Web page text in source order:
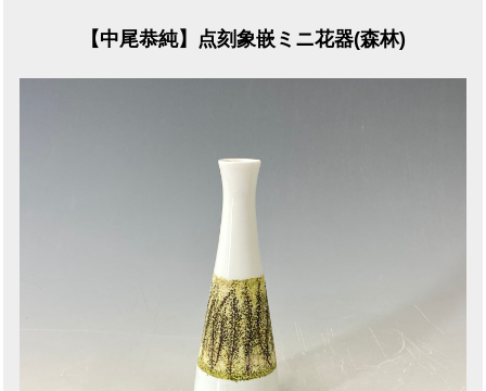
【中尾恭純】点刻象嵌ミニ花器(森林)